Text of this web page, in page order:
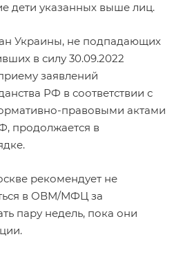
дети указанных выше лиц.
Украины, не подпадающих
в силу 30.09.2022
заявлений
РФ в соответствии с
правовыми актами
продолжается в
рекомендует не
в ОВМ/МФЦ за
пару недель, пока они